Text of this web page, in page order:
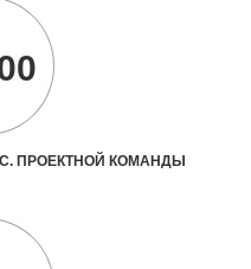
ПРОЕКТНОЙ КОМАНДЫ